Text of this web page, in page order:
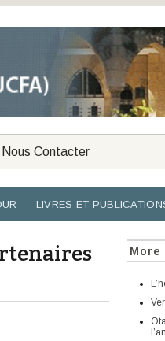
Nous Contacter
LIVRES ET